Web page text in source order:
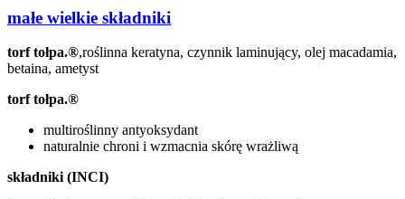
małe wielkie składniki
torf tołpa.®,roślinna keratyna, czynnik laminujący, olej macadamia,
betaina, ametyst
torf tołpa.®
multiroślinny antyoksydant
naturalnie chroni i wzmacnia skórę wrażliwą
składniki (INCI)